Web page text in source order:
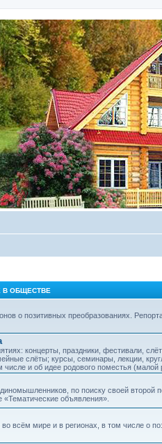
В ОБЩЕСТВЕ
о позитивных преобразованиях.
концерты, праздники, фестивали,
слёты; курсы, семинары, лекции,
числе и об идее родового поместья (малой
по поиску своей второй
«Тематические объявления».
всём мире и в регионах, в том числе о